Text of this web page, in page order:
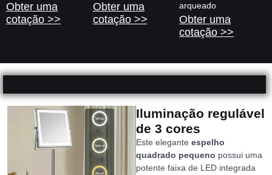
Obter uma
cotação >>
Obter uma
cotação >>
arqueado
Obter uma
cotação >>
Iluminação regulável
de 3 cores
Este elegante espelho
quadrado pequeno possui uma
potente faixa de LED integrada